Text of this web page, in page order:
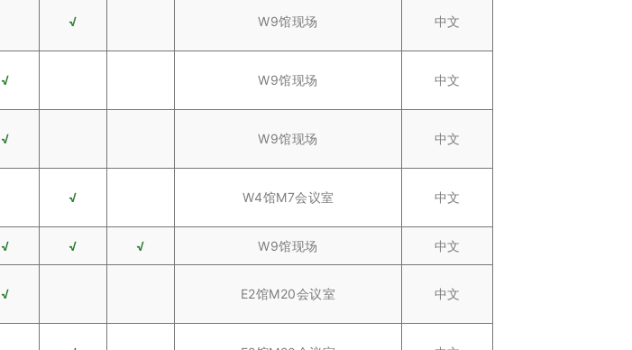
√ W9馆现场 中文
√ W9馆现场 中文
√ W9馆现场 中文
√ W4馆M7会议室 中文
√ √ √ W9馆现场 中文
√ E2馆M20会议室 中文